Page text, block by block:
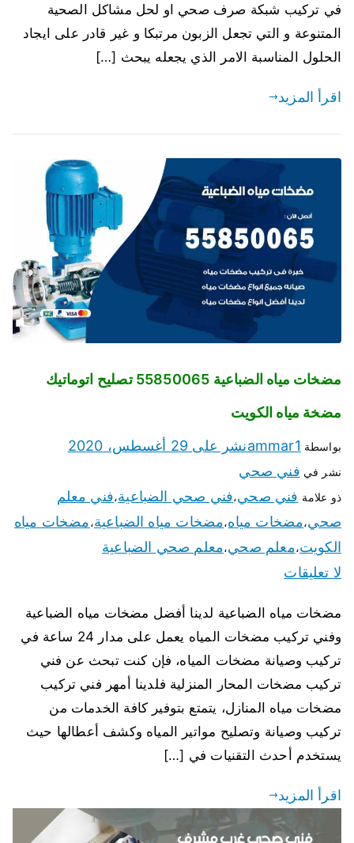
في تركيب شبكة صرف صحي او لحل مشاكل الصحية
المتنوعة و التي تجعل الزبون مرتبكا و غير قادر على ايجاد
الحلول المناسبة الامر الذي يجعله يبحث […]
اقرأ المزيد
مضخات مياه الضباعية 55850065 تصليح اتوماتيك
مضخة مياه الكويت
بواسطة ammar1نشر على 29 أغسطس، 2020
نشر في فني صحي
ذو علامة فني صحي،فني صحي الضباعية،فني معلم
صحي،مضخات مياه،مضخات مياه الضباعية،مضخات مياه
الكويت،معلم صحي،معلم صحي الضباعية
لا تعليقات
مضخات مياه الضباعية لدينا أفضل مضخات مياه الضباعية
وفني تركيب مضخات المياه يعمل على مدار 24 ساعة في
تركيب وصيانة مضخات المياه، فإن كنت تبحث عن فني
تركيب مضخات المحار المنزلية فلدينا أمهر فني تركيب
مضخات مياه المنازل، يتمتع بتوفير كافة الخدمات من
تركيب وصيانة وتصليح مواتير المياه وكشف أعطالها حيث
يستخدم أحدث التقنيات في […]
اقرأ المزيد